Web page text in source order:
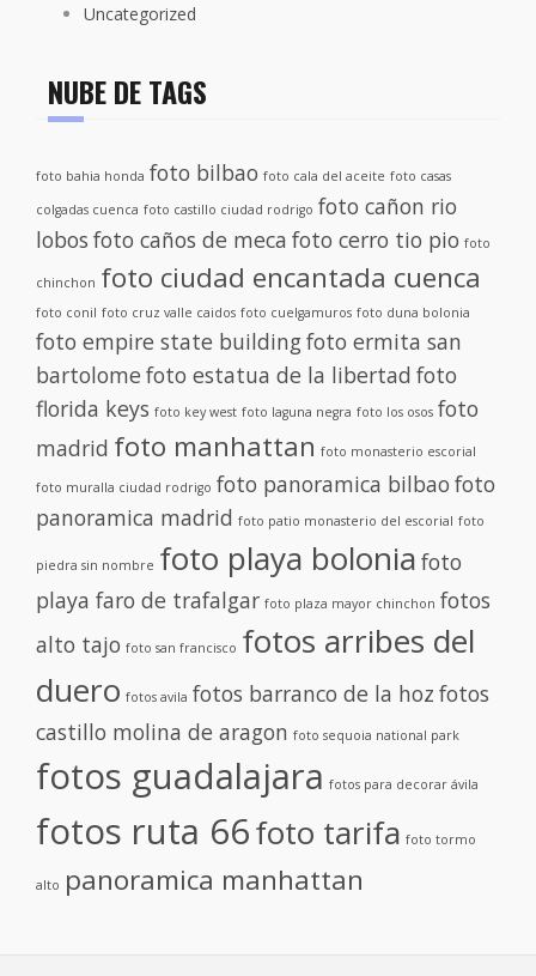
Uncategorized
NUBE DE TAGS
foto bahia honda foto bilbao foto cala del aceite foto casas
colgadas cuenca foto castillo ciudad rodrigo foto cañon rio
lobos foto caños de meca foto cerro tio pio foto
chinchon foto ciudad encantada cuenca
foto conil foto cruz valle caidos foto cuelgamuros foto duna bolonia
foto empire state buildingfoto ermita san
bartolomefoto estatua de la libertad foto
florida keys foto key west foto laguna negra foto los osos foto
madrid foto manhattan foto monasterio escorial
foto muralla ciudad rodrigo foto panoramica bilbao foto
panoramica madrid foto patio monasterio del escorial foto
piedra sin nombre foto playa bolonia foto
playa faro de trafalgar foto plaza mayor chinchon fotos
alto tajo foto san francisco fotos arribes del
duero fotos avila fotos barranco de la hoz fotos
castillo molina de aragon foto sequoia national park
fotos guadalajara fotos para decorar ávila
fotos ruta 66foto tarifa foto tormo
alto panoramica manhattan